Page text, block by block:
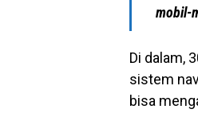
mobil-
Di dalam,
sistem
bisa